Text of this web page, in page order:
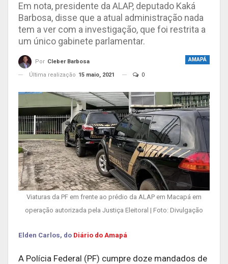
Em nota, presidente da ALAP, deputado Kaká
Barbosa, disse que a atual administração nada
tem a ver com a investigação, que foi restrita a
um único gabinete parlamentar.
AMAPÁ
Por Cleber Barbosa
Última realização 15 maio, 2021 0
Viaturas da PF em frente ao prédio da ALAP em Macapá em
operação autorizada pela Justiça Eleitoral | Foto: Divulgação
Elden Carlos, do Diário do Amapá
A Polícia Federal (PF) cumpre doze mandados de